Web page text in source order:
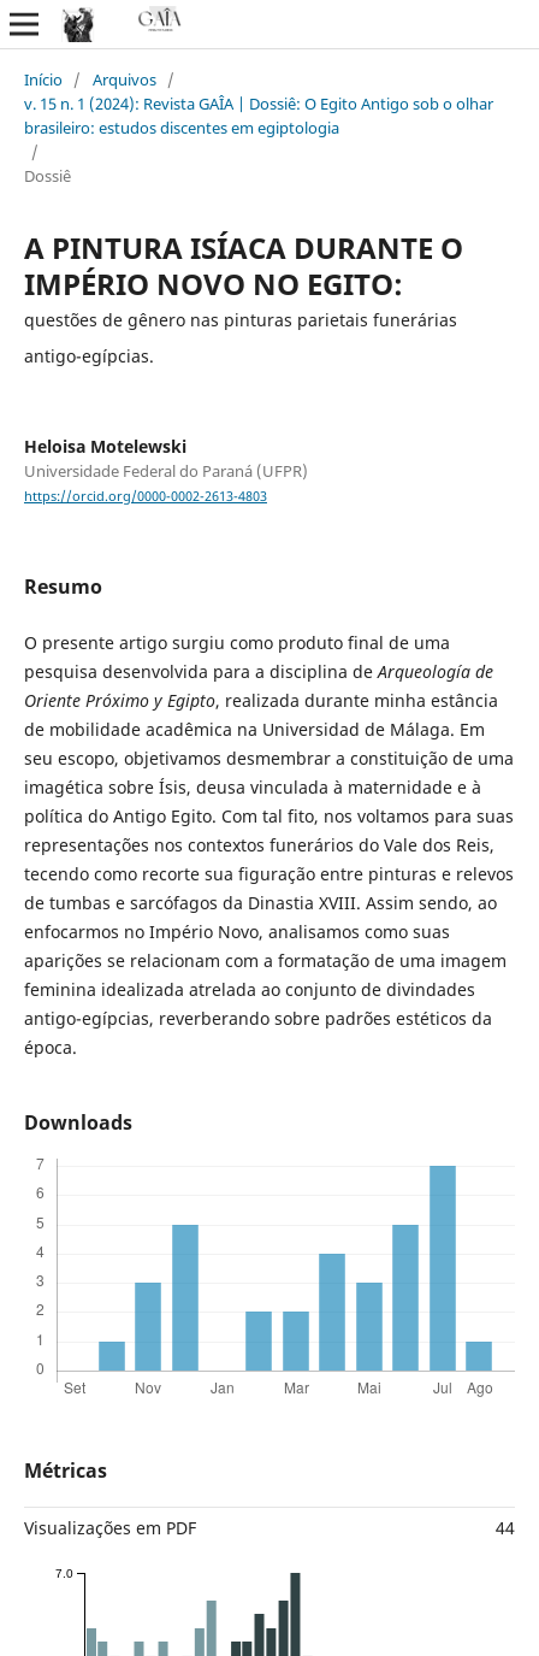
Início / Arquivos /
v. 15 n. 1 (2024): Revista GAÎA | Dossiê: O Egito Antigo sob o olhar
brasileiro: estudos discentes em egiptologia
/
Dossiê
A PINTURA ISÍACA DURANTE O
IMPÉRIO NOVO NO EGITO:
questões de gênero nas pinturas parietais funerárias
antigo-egípcias.
Heloisa Motelewski
Universidade Federal do Paraná (UFPR)
https://orcid.org/0000-0002-2613-4803
Resumo
O presente artigo surgiu como produto final de uma
pesquisa desenvolvida para a disciplina deArqueología de
Oriente Próximo y Egipto, realizada durante minha estância
de mobilidade acadêmica na Universidad de Málaga. Em
seu escopo, objetivamos desmembrar a constituição de uma
imagética sobre Ísis, deusa vinculada à maternidade e à
política do Antigo Egito. Com tal fito, nos voltamos para suas
representações nos contextos funerários do Vale dos Reis,
tecendo como recorte sua figuração entre pinturas e relevos
de tumbas e sarcófagos da Dinastia XVIII. Assim sendo, ao
enfocarmos no Império Novo, analisamos como suas
aparições se relacionam com a formatação de uma imagem
feminina idealizada atrelada ao conjunto de divindades
antigo-egípcias, reverberando sobre padrões estéticos da
época.
Downloads
Métricas
Visualizações em PDF 44
7.0